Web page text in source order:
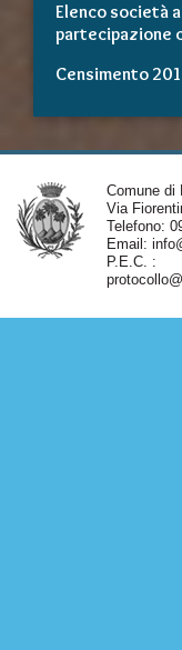
Elenco società
partecipazione
Censimento
Comune di
Via
Telefono:
Email:
P.E.C. :